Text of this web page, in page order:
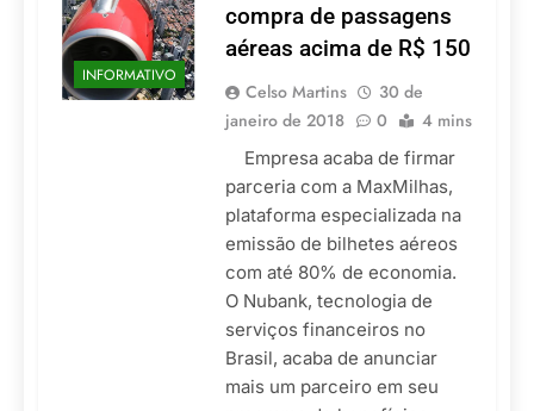
INFORMATIVO
compra de passagens
aéreas acima de R$ 150
Celso Martins
30 de
janeiro de 2018
0 4 mins
Empresa acaba de firmar
parceria com a MaxMilhas,
plataforma especializada na
emissão de bilhetes aéreos
com até 80% de economia.
O Nubank, tecnologia de
serviços financeiros no
Brasil, acaba de anunciar
mais um parceiro em seu